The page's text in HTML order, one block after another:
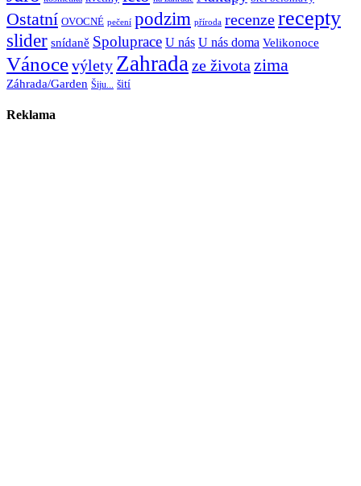
Ostatní OVOCNÉ pečení podzim příroda recenzerecepty
slider snídaně Spoluprace U nás U nás doma Velikonoce
Vánocevýlety Zahrada ze života zima
Záhrada/Garden Šiju... šití
Reklama